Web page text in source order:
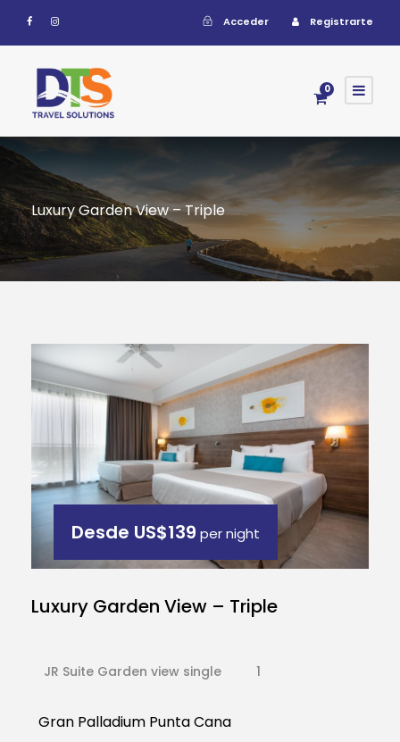
Acceder Registrarte
0
Luxury Garden View – Triple
Desde US$139 per night
Luxury Garden View – Triple
JR Suite Garden view single 1
Gran Palladium Punta Cana